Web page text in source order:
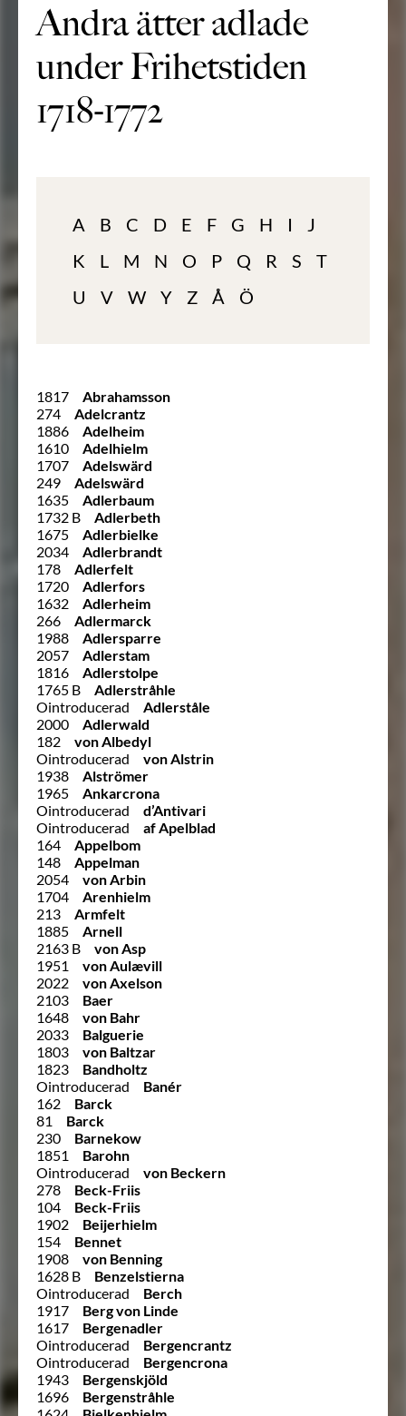
Andra ätter adlade
under Frihetstiden
1718-1772
A B C D E F G H I
J
K
L M N O P Q R S
T
U
V W Y Z Å Ö
1817
Abrahamsson
274
Adelcrantz
1886
Adelheim
1610
Adelhielm
1707
Adelswärd
249
Adelswärd
1635
Adlerbaum
1732 B
Adlerbeth
1675
Adlerbielke
2034
Adlerbrandt
178
Adlerfelt
1720
Adlerfors
1632
Adlerheim
266
Adlermarck
1988
Adlersparre
2057
Adlerstam
1816
Adlerstolpe
1765 B
Adlerstråhle
Ointroducerad
Adlerståle
2000
Adlerwald
182
von Albedyl
Ointroducerad
von Alstrin
1938
Alströmer
1965
Ankarcrona
Ointroducerad
d’Antivari
Ointroducerad
af Apelblad
164
Appelbom
148
Appelman
2054
von Arbin
1704
Arenhielm
213
Armfelt
1885
Arnell
2163 B
von Asp
1951
von Aulævill
2022
von Axelson
2103
Baer
1648
von Bahr
2033
Balguerie
1803
von Baltzar
1823
Bandholtz
Ointroducerad
Banér
162
Barck
81
Barck
230
Barnekow
1851
Barohn
Ointroducerad
von Beckern
278
Beck-Friis
104
Beck-Friis
1902
Beijerhielm
154
Bennet
1908
von Benning
1628 B
Benzelstierna
Ointroducerad
Berch
1917
Berg von Linde
1617
Bergenadler
Ointroducerad
Bergencrantz
Ointroducerad
Bergencrona
1943
Bergenskjöld
1696
Bergenstråhle